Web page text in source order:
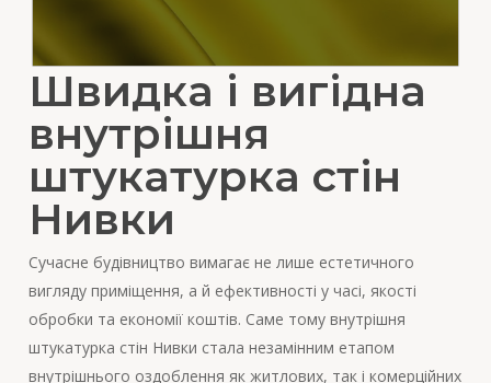
Швидка і вигідна
внутрішня
штукатурка стін
Нивки
Сучасне будівництво вимагає не лише естетичного
вигляду приміщення, а й ефективності у часі, якості
обробки та економії коштів. Саме тому внутрішня
штукатурка стін Нивки стала незамінним етапом
внутрішнього оздоблення як житлових, так і комерційних